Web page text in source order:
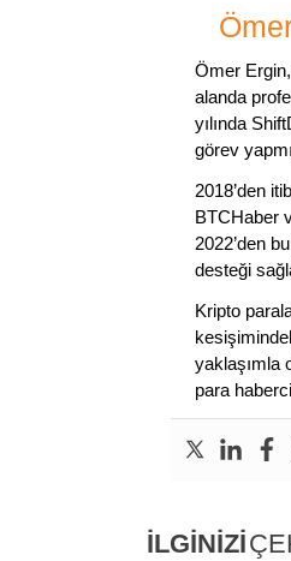
Ömer
alanda
yılında
görev
2018’den
BTCHaber
2022’den
desteği
Kripto
yaklaşımla
para
İLGİNİZİ